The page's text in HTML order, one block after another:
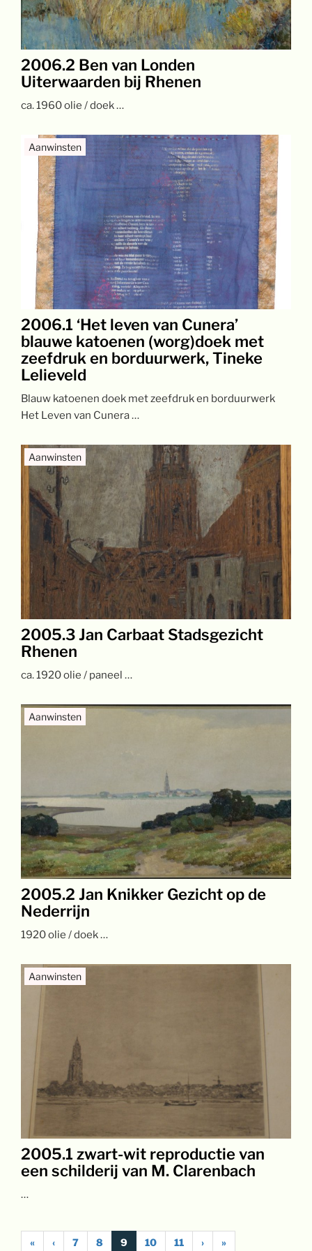
2006.2 Ben van Londen
Uiterwaarden bij Rhenen
ca. 1960 olie / doek …
Aanwinsten
2006.1 ‘Het leven van Cunera’
blauwe katoenen (worg)doek met
zeefdruk en borduurwerk, Tineke
Lelieveld
Blauw katoenen doek met zeefdruk en borduurwerk
Het Leven van Cunera …
Aanwinsten
2005.3 Jan Carbaat Stadsgezicht
Rhenen
ca. 1920 olie / paneel …
Aanwinsten
2005.2 Jan Knikker Gezicht op de
Nederrijn
1920 olie / doek …
Aanwinsten
2005.1 zwart-wit reproductie van
een schilderij van M. Clarenbach
…
« ‹ 7 8 9 10 11 › »